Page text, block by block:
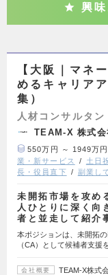
興味
【大阪｜マネ
めるキャリア
集）
人材コンサルタ
TEAM-X 株式会
550万円 ～ 1949万円
業・新サービス
土日
長・役員直下
副業し
未開拓市場を攻め
人ひとりに深く向
者と並走して紹介
本ポジションは、未開拓
（CA）として候補者支援
会社概要
TEAM-X株式